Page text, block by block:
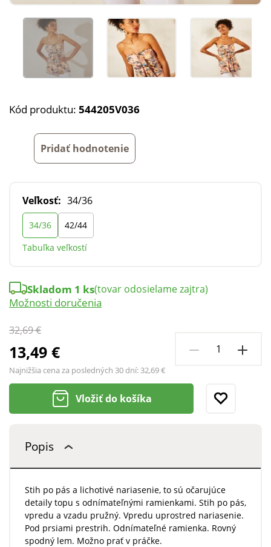
Kód produktu: 544205V036
Pridať hodnotenie
Veľkosť: 34/36
34/36
42/44
Tabuľka veľkostí
32,69 €
13,49 €
Najnižšia cena za posledných 30 dní:32,69 €
Skladom 1 ks(tovar odosielame zajtra)
Možnosti doručenia
Vložiť do košíka
Popis
Stih po pás a lichotivé nariasenie, to sú očarujúce
detaily topu s odnímateľnými ramienkami. Stih po pás,
vpredu a vzadu pružný. Vpredu uprostred nariasenie.
Pod prsiami prestrih. Odnímateľné ramienka. Rovný
spodný lem. Možno prať v práčke.